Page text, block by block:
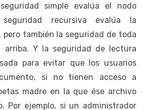
simple evalúa el nodo
seguridad recursiva evalúa la
pero también la seguridad de toda
Y la seguridad de lectura
para evitar que los usuarios
si no tienen acceso a
madre en la que ése archivo
Por ejemplo, si un administrador